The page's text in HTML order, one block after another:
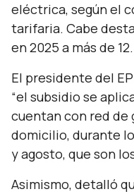
eléctrica, según el
tarifaria. Cabe
en 2025 a más de
El presidente del
“el subsidio se
cuentan con red de
domicilio, durante
y agosto, que son
Asimismo, detalló